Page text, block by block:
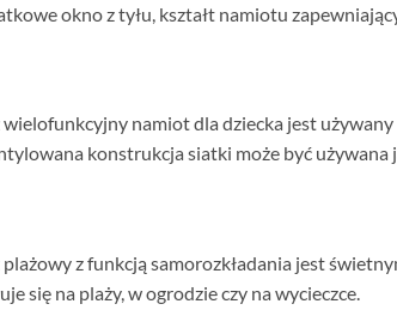
okno z tyłu, kształt namiotu
namiot dla dziecka jest
konstrukcja siatki może być
z funkcją samorozkładania jest
się na plaży, w ogrodzie czy na wycieczce.